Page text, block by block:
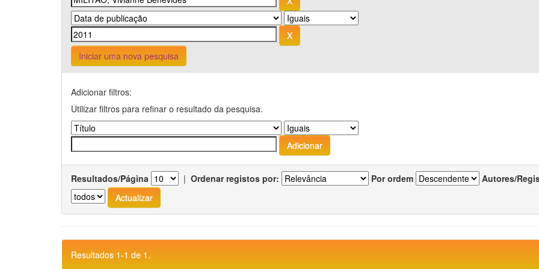
Iniciar uma nova pesquisa
Adicionar filtros:
Utilizar filtros para refinar o resultado da pesquisa.
Resultados/Página | Ordenar registos por: Por ordem Autores/
Resultados 1-1 de 1.